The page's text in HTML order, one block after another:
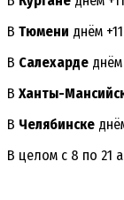
В Тюмени днём
В Салехарде
В Ханты-
В Челябинске
В целом с 8 по 21